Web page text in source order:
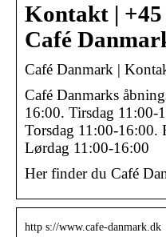
Kontakt | +45
Café
Café Danmark |
Café Danmarks
16:00. Tirsdag 11:00-
Torsdag 11:00-16:00.
Lørdag 11:00-16:00
Her finder du Café
http s://www.cafe-danmark.dk